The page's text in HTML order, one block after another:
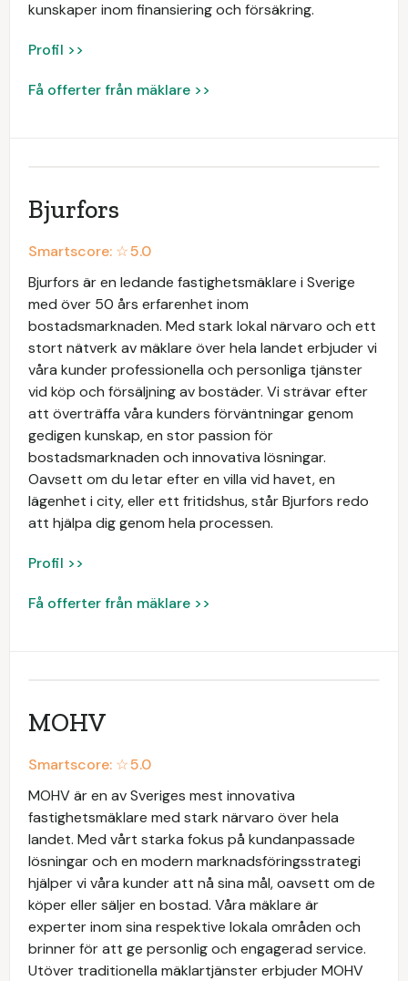
kunskaper inom finansiering och försäkring.
Profil >>
Få offerter från mäklare >>
Bjurfors
Smartscore: ☆5.0
Bjurfors är en ledande fastighetsmäklare i Sverige
med över 50 års erfarenhet inom
bostadsmarknaden. Med stark lokal närvaro och ett
stort nätverk av mäklare över hela landet erbjuder vi
våra kunder professionella och personliga tjänster
vid köp och försäljning av bostäder. Vi strävar efter
att överträffa våra kunders förväntningar genom
gedigen kunskap, en stor passion för
bostadsmarknaden och innovativa lösningar.
Oavsett om du letar efter en villa vid havet, en
lägenhet i city, eller ett fritidshus, står Bjurfors redo
att hjälpa dig genom hela processen.
Profil >>
Få offerter från mäklare >>
MOHV
Smartscore: ☆5.0
MOHV är en av Sveriges mest innovativa
fastighetsmäklare med stark närvaro över hela
landet. Med vårt starka fokus på kundanpassade
lösningar och en modern marknadsföringsstrategi
hjälper vi våra kunder att nå sina mål, oavsett om de
köper eller säljer en bostad. Våra mäklare är
experter inom sina respektive lokala områden och
brinner för att ge personlig och engagerad service.
Utöver traditionella mäklartjänster erbjuder MOHV